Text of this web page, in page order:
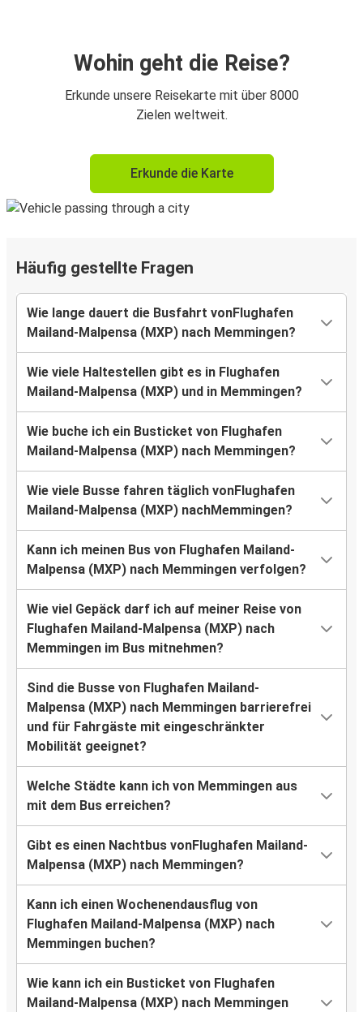
Wohin geht die Reise?
Erkunde unsere Reisekarte mit über 8000
Zielen weltweit.
Erkunde die Karte
Häufig gestellte Fragen
Wie lange dauert die Busfahrt vonFlughafen
Mailand-Malpensa (MXP) nach Memmingen?
Wie viele Haltestellen gibt es in Flughafen
Mailand-Malpensa (MXP) und in Memmingen?
Wie buche ich ein Busticket von Flughafen
Mailand-Malpensa (MXP) nach Memmingen?
Wie viele Busse fahren täglich vonFlughafen
Mailand-Malpensa (MXP) nachMemmingen?
Kann ich meinen Bus von Flughafen Mailand-
Malpensa (MXP) nach Memmingen verfolgen?
Wie viel Gepäck darf ich auf meiner Reise von
Flughafen Mailand-Malpensa (MXP) nach
Memmingen im Bus mitnehmen?
Sind die Busse von Flughafen Mailand-
Malpensa (MXP) nach Memmingen barrierefrei
und für Fahrgäste mit eingeschränkter
Mobilität geeignet?
Welche Städte kann ich von Memmingen aus
mit dem Bus erreichen?
Gibt es einen Nachtbus vonFlughafen Mailand-
Malpensa (MXP) nach Memmingen?
Kann ich einen Wochenendausflug von
Flughafen Mailand-Malpensa (MXP) nach
Memmingen buchen?
Wie kann ich ein Busticket von Flughafen
Mailand-Malpensa (MXP) nach Memmingen